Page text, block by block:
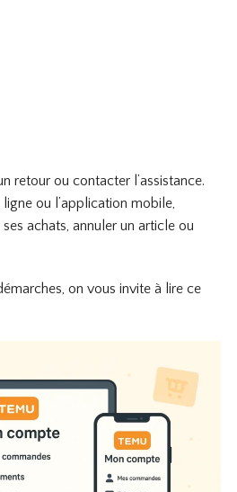
retour ou contacter l’assistance.
ligne ou l’application mobile,
achats, annuler un article ou
on vous invite à lire ce